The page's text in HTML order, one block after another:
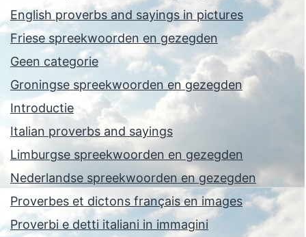
English proverbs and sayings in pictures
Friese spreekwoorden en gezegden
Geen categorie
Groningse spreekwoorden en gezegden
Introductie
Italian proverbs and sayings
Limburgse spreekwoorden en gezegden
Nederlandse spreekwoorden en gezegden
Proverbes et dictons français en images
Proverbi e detti italiani in immagini